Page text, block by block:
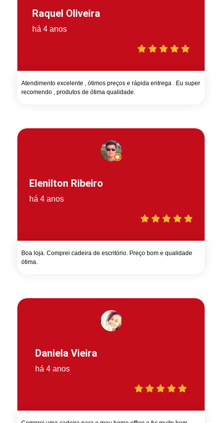
Raquel Oliveira
há 4 anos
Atendimento excelente , ótimos preços e rápida entrega . Eu super
recomendo , produtos de ótima qualidade.
Elenilton Ribeiro
há 4 anos
Boa loja. Comprei cadeira de escritório. Preço bom e qualidade
ótima.
Daniela Vieira
há 4 anos